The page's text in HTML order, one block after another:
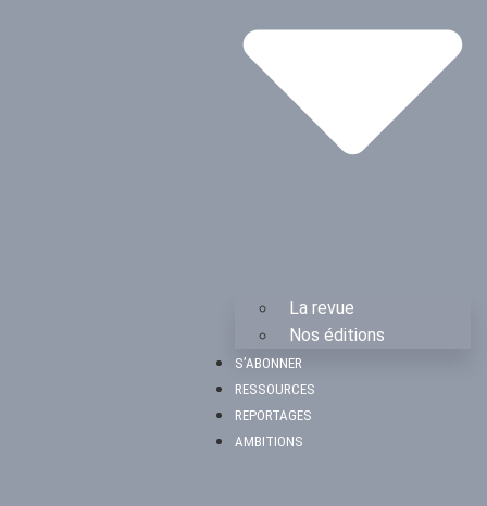
La revue
Nos éditions
S’ABONNER
RESSOURCES
REPORTAGES
AMBITIONS